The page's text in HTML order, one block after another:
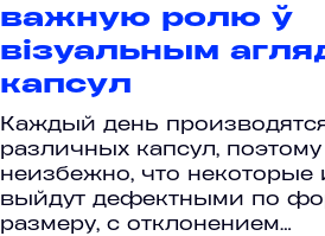
важную ролю ў
візуальным
капсул
Каждый день
различных капсул, поэтому
неизбежно, что некоторые
выйдут дефектными по
размеру, с отклонением…